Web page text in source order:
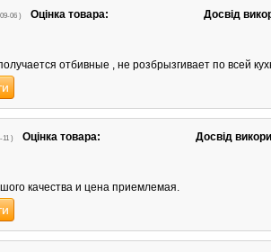
06 ) Оцінка товара: Досвід
отбивные , не розбрызгивает по всей
11 ) Оцінка товара: Досвід
качества и цена приемлемая.